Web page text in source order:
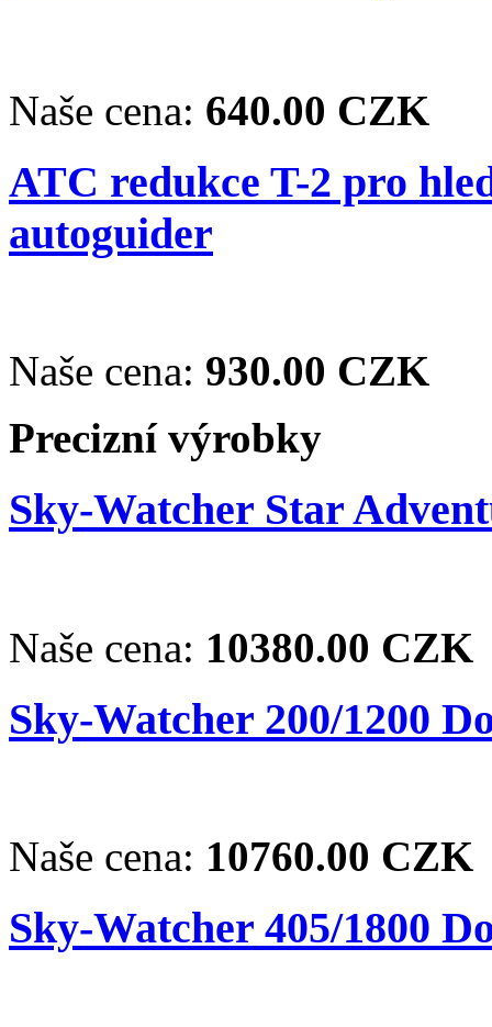
Naše cena: 640.00 CZK
ATC redukce T-2 pro
autoguider
Naše cena: 930.00 CZK
Precizní výrobky
Sky-Watcher Star
Naše cena: 10380.00 CZK
Sky-Watcher 200/1200
Naše cena: 10760.00 CZK
Sky-Watcher 405/1800